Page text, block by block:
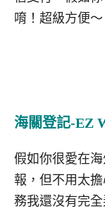
唷！超級方便～
海關登記-EZ
假如你很愛在
報，但不用太
務我還沒有完